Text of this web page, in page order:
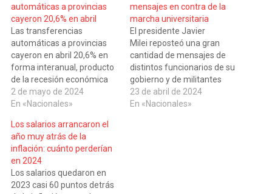
automáticas a provincias
cayeron 20,6% en abril
Las transferencias
automáticas a provincias
cayeron en abril 20,6% en
forma interanual, producto
de la recesión económica
que afectó los recursos
coparticipables. El total de
interior y a la Ciudad de
Buenos Aires fue de $
2.691.921 millones, que
representa un alza de 210%
con relación al…
2 de mayo de 2024
En «Nacionales»
mensajes en contra de la
marcha universitaria
El presidente Javier
Milei reposteó una gran
cantidad de mensajes de
distintos funcionarios de su
gobierno y de militantes
libertarios que apuntaron
contra la Marcha Federal
23 de abril de 2024
En «Nacionales»
Los salarios arrancaron el
año muy atrás de la
inflación: cuánto perderían
en 2024
Los salarios quedaron en
2023 casi 60 puntos detrás